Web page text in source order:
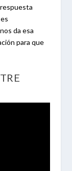
da esa
para que